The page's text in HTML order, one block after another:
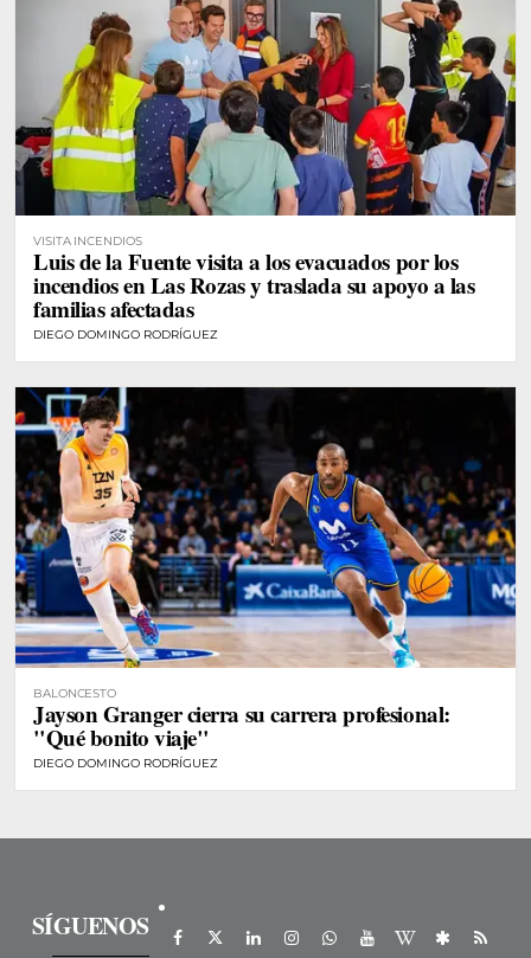
VISITA INCENDIOS
Luis de la Fuente visita a los evacuados por los
incendios en Las Rozas y traslada su apoyo a las
familias afectadas
DIEGO DOMINGO RODRÍGUEZ
BALONCESTO
Jayson Granger cierra su carrera profesional:
"Qué bonito viaje"
DIEGO DOMINGO RODRÍGUEZ
SÍGUENOS